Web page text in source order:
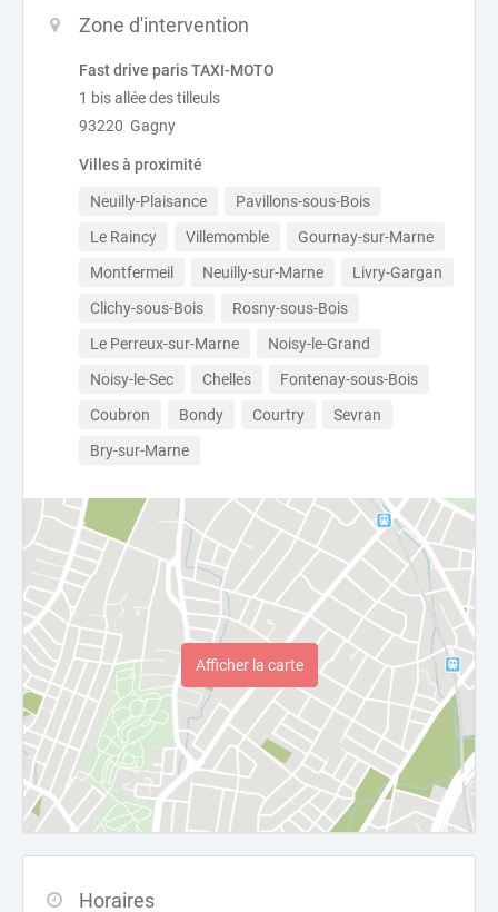
Zone d'intervention
Fast drive paris TAXI-MOTO
1 bis allée des tilleuls
93220 Gagny
Villes à proximité
Neuilly-Plaisance
Pavillons-sous-Bois
Le Raincy
Villemomble
Gournay-sur-Marne
Montfermeil
Neuilly-sur-Marne
Livry-Gargan
Clichy-sous-Bois
Rosny-sous-Bois
Le Perreux-sur-Marne
Noisy-le-Grand
Noisy-le-Sec
Chelles
Fontenay-sous-Bois
Coubron
Bondy Courtry
Sevran
Bry-sur-Marne
Afficher la carte
Horaires